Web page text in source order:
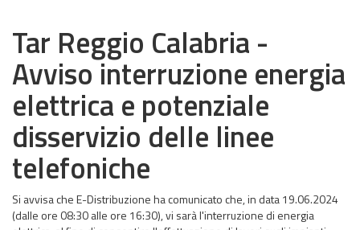
Tar Reggio Calabria -
Avviso interruzione energia
elettrica e potenziale
disservizio delle linee
telefoniche
Si avvisa che E-Distribuzione ha comunicato che, in data 19.06.2024
(dalle ore 08:30 alle ore 16:30), vi sarà l'interruzione di energia